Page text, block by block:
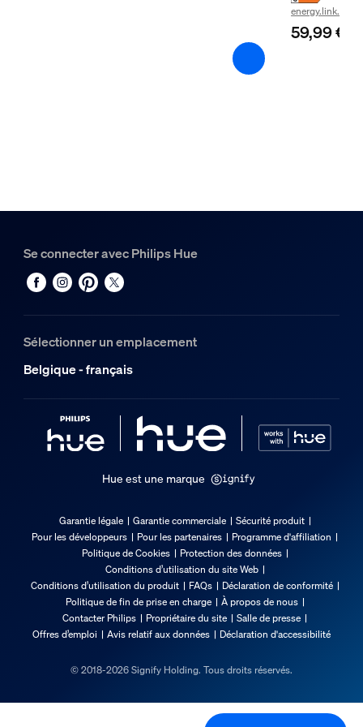
Type
Appliques murales
Dimensions et poids de l’emballage
Code barre produit
8718696174401
0,78 kg
Poids brut
284 mm
Longueur
Largeur
268 mm
Code 12NC
energy.link.label
59,99 €
Se connecter avec Philips Hue
Sélectionner un emplacement
Belgique - français
Hue est une marque
Garantie légale Garantie commerciale
Sécurité produit
Pour les développeurs
Pour les partenaires
Programme d'affiliation
Politique de Cookies
Protection des données
Conditions d’utilisation du site Web
Conditions d’utilisation du produit
FAQs
Déclaration de conformité
Politique de fin de prise en charge
À propos de nous
Contacter Philips
Propriétaire du site
Salle de presse
Offres d’emploi
Avis relatif aux données Déclaration d'accessibilité
© 2018-2026 Signify Holding. Tous droits réservés.